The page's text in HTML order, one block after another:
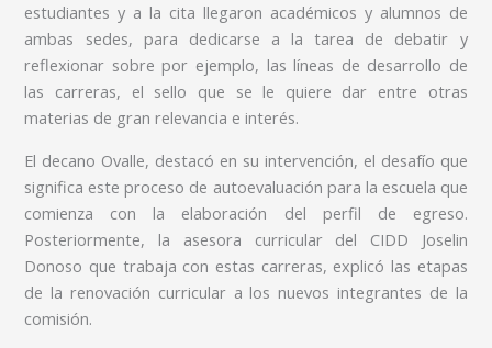
estudiantes y a la cita llegaron académicos y alumnos de
ambas sedes, para dedicarse a la tarea de debatir y
reflexionar sobre por ejemplo, las líneas de desarrollo de
las carreras, el sello que se le quiere dar entre otras
materias de gran relevancia e interés.
El decano Ovalle, destacó en su intervención, el desafío que
significa este proceso de autoevaluación para la escuela que
comienza con la elaboración del perfil de egreso.
Posteriormente, la asesora curricular del CIDD Joselin
Donoso que trabaja con estas carreras, explicó las etapas
de la renovación curricular a los nuevos integrantes de la
comisión.